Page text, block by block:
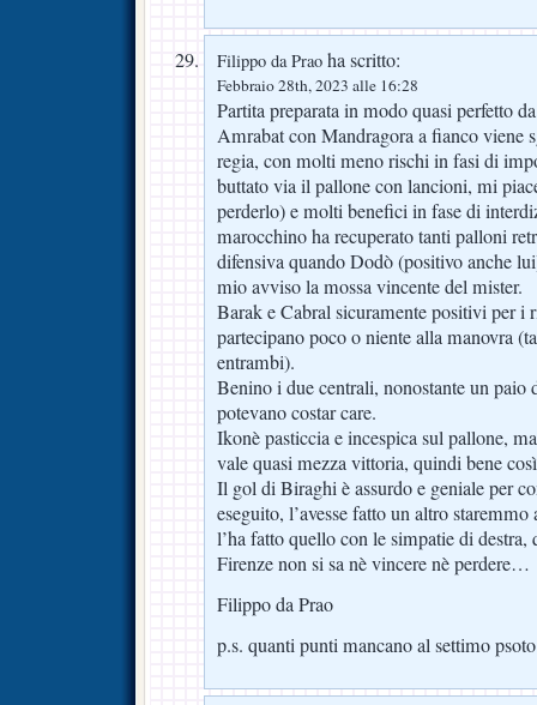
Filippo da Prao ha scritto:
Febbraio 28th, 2023 alle 16:28
Partita preparata in modo quasi perfetto
Amrabat con Mandragora a fianco viene
regia, con molti meno rischi in fasi di
buttato via il pallone con lancioni, mi
perderlo) e molti benefici in fase di
marocchino ha recuperato tanti palloni
difensiva quando Dodò (positivo anche
mio avviso la mossa vincente del mister.
Barak e Cabral sicuramente positivi per i
partecipano poco o niente alla manovra
entrambi).
Benino i due centrali, nonostante un paio
potevano costar care.
Ikonè pasticcia e incespica sul pallone,
vale quasi mezza vittoria, quindi bene
Il gol di Biraghi è assurdo e geniale per
eseguito, l’avesse fatto un altro
l’ha fatto quello con le simpatie di
Firenze non si sa nè vincere nè perdere…
Filippo da Prao
p.s. quanti punti mancano al settimo